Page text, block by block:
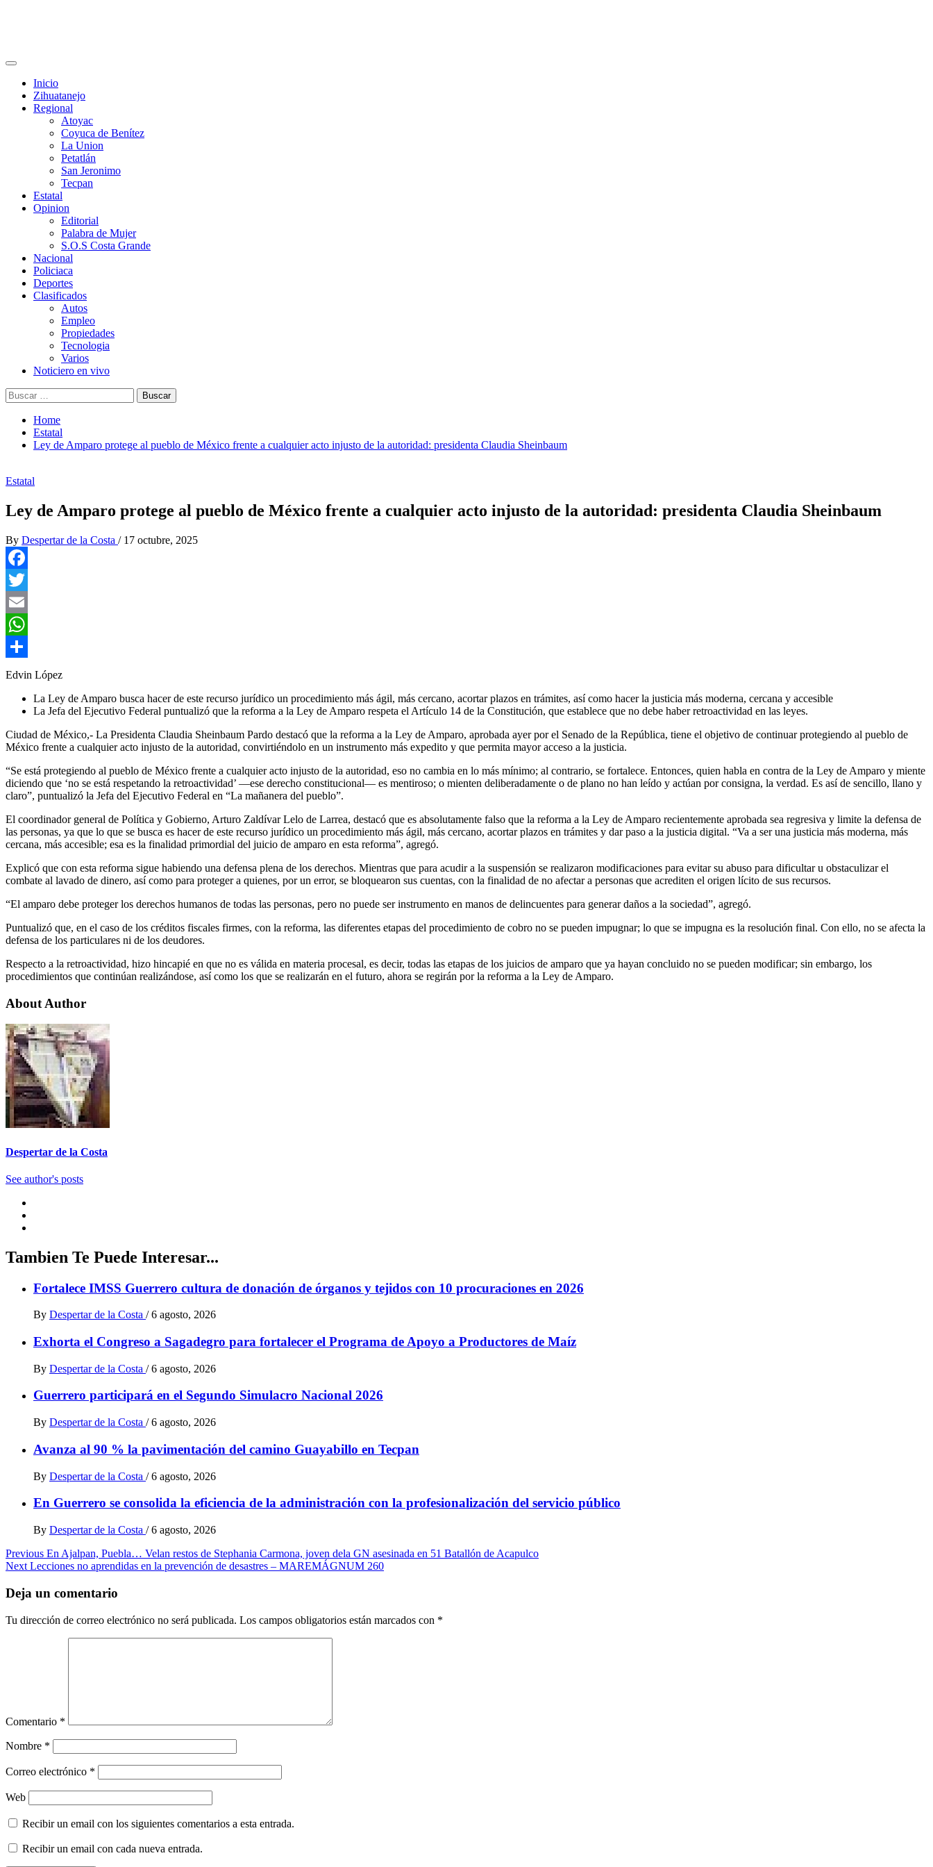
Primary
Inicio
Zihuatanejo
Regional
Atoyac
Coyuca de Benítez
La Union
Petatlán
San Jeronimo
Tecpan
Estatal
Opinion
Editorial
Palabra de Mujer
S.O.S Costa Grande
Nacional
Policiaca
Deportes
Clasificados
Autos
Empleo
Propiedades
Tecnologia
Varios
Noticiero en vivo
Buscar:
Home
Estatal
Ley de Amparo protege al pueblo de México frente a cualquier acto injusto de la autoridad: presidenta Claudia Sheinbaum
Estatal
Ley de Amparo protege al pueblo de México frente a cualquier acto injusto de la autoridad: presidenta Claudia Sheinbaum
By Despertar de la Costa / 17 octubre, 2025
Facebook
Twitter
Email
WhatsApp
Compartir
Edvin López
La Ley de Amparo busca hacer de este recurso jurídico un procedimiento más ágil, más cercano, acortar plazos en trámites, así como hacer la justicia más moderna, cercana y accesible
La Jefa del Ejecutivo Federal puntualizó que la reforma a la Ley de Amparo respeta el Artículo 14 de la Constitución, que establece que no debe haber retroactividad en las leyes.
Ciudad de México,- La Presidenta Claudia Sheinbaum Pardo destacó que la reforma a la Ley de Amparo, aprobada ayer por el Senado de la República, tiene el objetivo de continuar protegiendo al pueblo de
México frente a cualquier acto injusto de la autoridad, convirtiéndolo en un instrumento más expedito y que permita mayor acceso a la justicia.
“Se está protegiendo al pueblo de México frente a cualquier acto injusto de la autoridad, eso no cambia en lo más mínimo; al contrario, se fortalece. Entonces, quien habla en contra de la Ley de Amparo y miente
diciendo que ‘no se está respetando la retroactividad’ —ese derecho constitucional— es mentiroso; o mienten deliberadamente o de plano no han leído y actúan por consigna, la verdad. Es así de sencillo, llano y
claro”, puntualizó la Jefa del Ejecutivo Federal en “La mañanera del pueblo”.
El coordinador general de Política y Gobierno, Arturo Zaldívar Lelo de Larrea, destacó que es absolutamente falso que la reforma a la Ley de Amparo recientemente aprobada sea regresiva y limite la defensa de
las personas, ya que lo que se busca es hacer de este recurso jurídico un procedimiento más ágil, más cercano, acortar plazos en trámites y dar paso a la justicia digital. “Va a ser una justicia más moderna, más
cercana, más accesible; esa es la finalidad primordial del juicio de amparo en esta reforma”, agregó.
Explicó que con esta reforma sigue habiendo una defensa plena de los derechos. Mientras que para acudir a la suspensión se realizaron modificaciones para evitar su abuso para dificultar u obstaculizar el
combate al lavado de dinero, así como para proteger a quienes, por un error, se bloquearon sus cuentas, con la finalidad de no afectar a personas que acrediten el origen lícito de sus recursos.
“El amparo debe proteger los derechos humanos de todas las personas, pero no puede ser instrumento en manos de delincuentes para generar daños a la sociedad”, agregó.
Puntualizó que, en el caso de los créditos fiscales firmes, con la reforma, las diferentes etapas del procedimiento de cobro no se pueden impugnar; lo que se impugna es la resolución final. Con ello, no se afecta la
defensa de los particulares ni de los deudores.
Respecto a la retroactividad, hizo hincapié en que no es válida en materia procesal, es decir, todas las etapas de los juicios de amparo que ya hayan concluido no se pueden modificar; sin embargo, los
procedimientos que continúan realizándose, así como los que se realizarán en el futuro, ahora se regirán por la reforma a la Ley de Amparo.
About Author
Despertar de la Costa
See author's posts
Tambien Te Puede Interesar...
Fortalece IMSS Guerrero cultura de donación de órganos y tejidos con 10 procuraciones en 2026
By Despertar de la Costa / 6 agosto, 2026
Exhorta el Congreso a Sagadegro para fortalecer el Programa de Apoyo a Productores de Maíz
By Despertar de la Costa / 6 agosto, 2026
Guerrero participará en el Segundo Simulacro Nacional 2026
By Despertar de la Costa / 6 agosto, 2026
Avanza al 90 % la pavimentación del camino Guayabillo en Tecpan
By Despertar de la Costa / 6 agosto, 2026
En Guerrero se consolida la eficiencia de la administración con la profesionalización del servicio público
By Despertar de la Costa / 6 agosto, 2026
Post
navigation
Previous En Ajalpan, Puebla… Velan restos de Stephania Carmona, joven dela GN asesinada en 51 Batallón de Acapulco
Next Lecciones no aprendidas en la prevención de desastres – MAREMÁGNUM 260
Deja un comentario
Tu dirección de correo electrónico no será publicada. Los campos obligatorios están marcados con *
Comentario *
Nombre *
Correo electrónico *
Web
Recibir un email con los siguientes comentarios a esta entrada.
Recibir un email con cada nueva entrada.